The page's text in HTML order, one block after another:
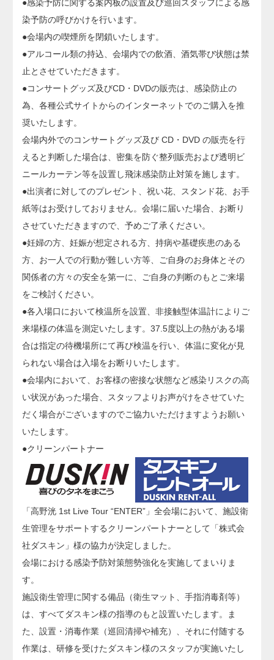
●感染予防に関する案内板の設置及び巡回スタッフによる感
染予防の呼びかけを行います。
●会場内の喫煙所を閉鎖いたします。
●アルコール類の持込、会場内での飲酒、酒気帯び状態は禁
止とさせていただきます。
●コンサートグッズ及びCD・DVDの販売は、感染防止の
為、各種公式サイトからのインターネットでのご購入を推
奨いたします。
会場内外でのコンサートグッズ及び CD・DVD の販売を行
えると判断した場合は、密集を防ぐ整列販売および透明ビ
ニールカーテン等を設置し飛沫感染防止対策を施します。
●出演者に対してのプレゼント、祝い花、スタンド花、お手
紙等はお受けしておりません。会場に届いた場合、お断り
させていただきますので、予めご了承ください。
●妊婦の方、妊娠が想定される方、持病や基礎疾患のある
方、お一人での行動が難しい方等、ご自身のお身体とその
関係者の方々の安全を第一に、ご自身の判断のもとご来場
をご検討ください。
●各入場口において検温所を設置、非接触型体温計によりご
来場様の体温を測定いたします。37.5度以上の熱がある場
合は指定の待機場所にて再び検温を行い、体温に変化が見
られない場合は入場をお断りいたします。
●会場内において、お客様の密接な状態など感染リスクの高
い状況があった場合、スタッフよりお声がけをさせていた
だく場合がございますのでご協力いただけますようお願い
いたします。
●クリーンパートナー
「高野洸 1st Live Tour “ENTER”」全会場において、施設衛
生管理をサポートするクリーンパートナーとして「株式会
社ダスキン」様の協力が決定しました。
会場における感染予防対策態勢強化を実施してまいりま
す。
施設衛生管理に関する備品（衛生マット、手指消毒剤等）
は、すべてダスキン様の指導のもと設置いたします。ま
た、設置・消毒作業（巡回清掃や補充）、それに付随する
作業は、研修を受けたダスキン様のスタッフが実施いたし